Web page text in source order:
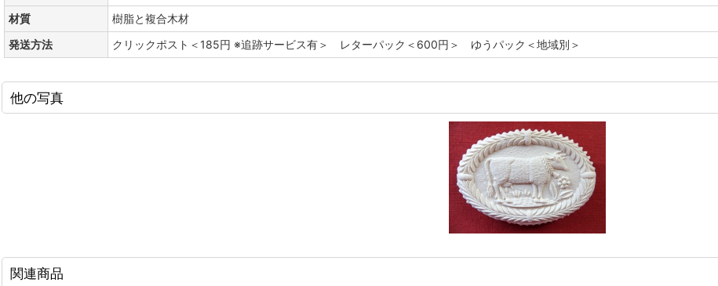
材質
樹脂と複合木材
発送方法
クリックポスト＜185円 ※追跡サービス有＞ レターパック＜600円＞ ゆうパック＜地域別＞
他の写真
関連商品